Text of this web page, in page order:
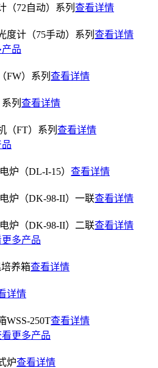
（72自动）系列 查看详情
度计（75手动）系列 查看详情
品
FW）系列 查看详情
列 查看详情
（FT）系列 查看详情
炉（DL-I-15） 查看详情
炉（DK-98-II）一联查看详情
炉（DK-98-II）二联查看详情
多产品
培养箱查看详情
详情
WSS-250T查看详情
看更多产品
炉查看详情